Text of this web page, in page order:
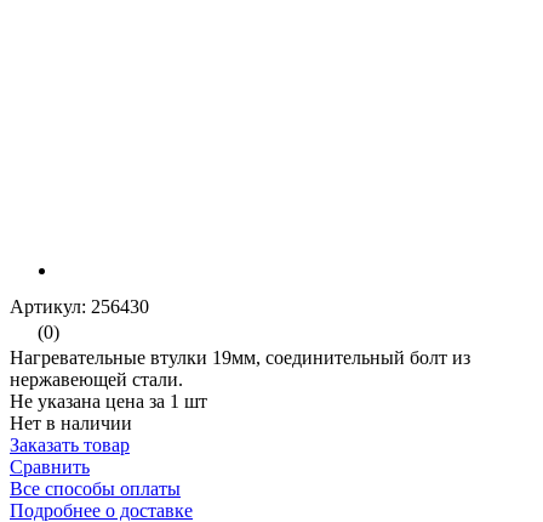
Артикул: 256430
(0)
Нагревательные втулки 19мм, соединительный болт из
нержавеющей стали.
Не указана цена за 1 шт
Нет в наличии
Заказать товар
Сравнить
Все способы оплаты
Подробнее о доставке